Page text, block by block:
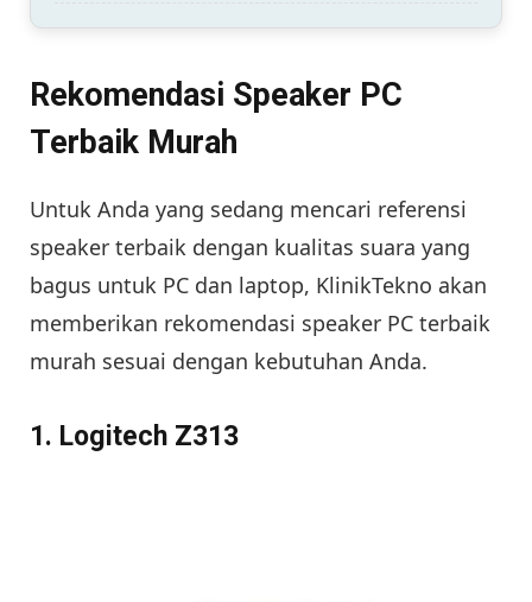
Rekomendasi Speaker PC
Terbaik Murah
Untuk Anda yang sedang mencari referensi
speaker terbaik dengan kualitas suara yang
bagus untuk PC dan laptop, KlinikTekno akan
memberikan rekomendasi speaker PC terbaik
murah sesuai dengan kebutuhan Anda.
1. Logitech Z313